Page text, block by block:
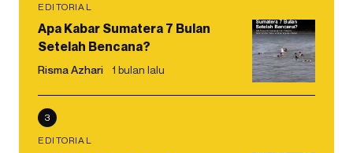
EDITORIAL
Apa Kabar Sumatera 7 Bulan
Setelah Bencana?
Risma Azhari 1 bulan lalu
3
EDITORIAL